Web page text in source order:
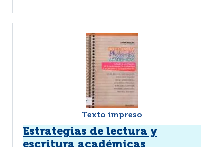
Texto impreso
Estrategias de lectura y